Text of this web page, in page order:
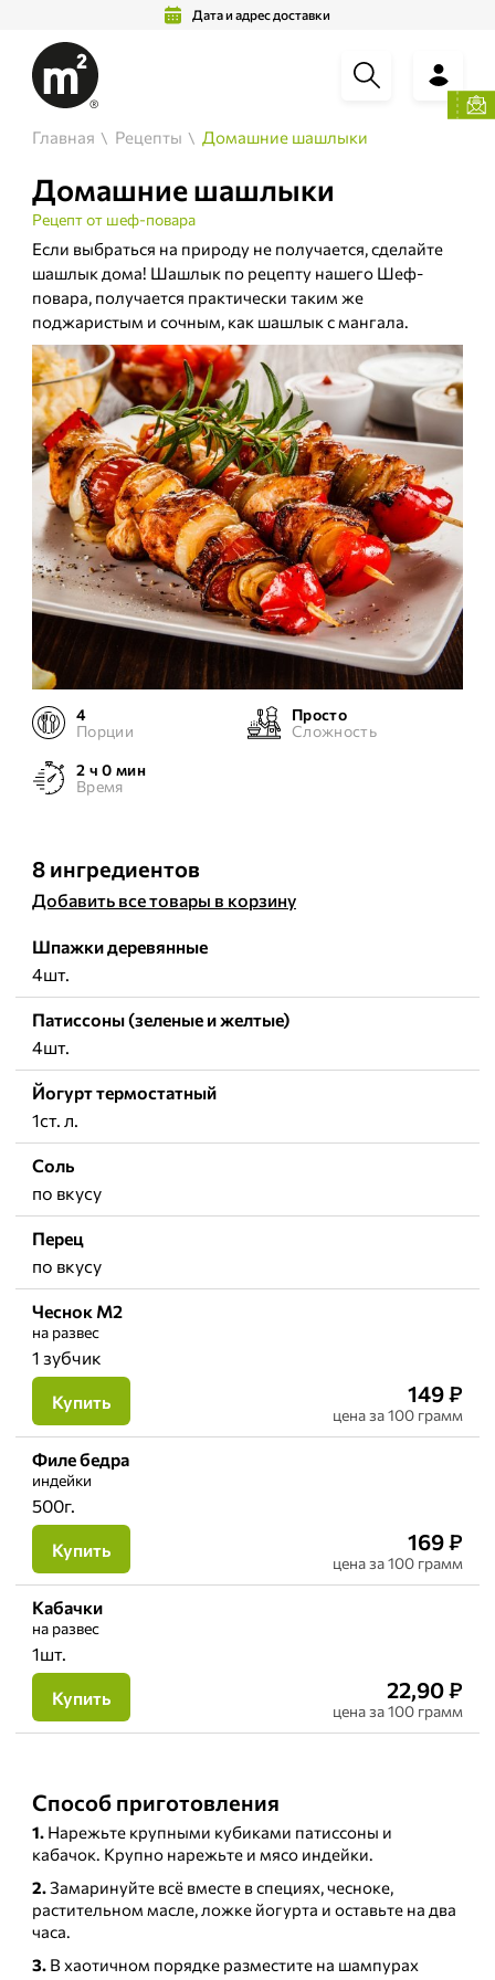
Дата и адрес доставки
Главная Рецепты Домашние шашлыки
Домашние шашлыки
Рецепт от шеф-повара
Если выбраться на природу не получается, сделайте
шашлык дома! Шашлык по рецепту нашего Шеф-
повара, получается практически таким же
поджаристым и сочным, как шашлык с мангала.
4
Порции
Просто
Сложность
2 ч 0 мин
Время
8 ингредиентов
Добавить все товары в корзину
Шпажки деревянные
4шт.
Патиссоны (зеленые и желтые)
4шт.
Йогурт термостатный
1ст. л.
Соль
по вкусу
Перец
по вкусу
Чеснок М2
на развес
1 зубчик
149₽
цена за 100 грамм
Купить
Филе бедра
индейки
500г.
169₽
цена за 100 грамм
Купить
Кабачки
на развес
1шт.
22,90₽
цена за 100 грамм
Купить
Способ приготовления
1. Нарежьте крупными кубиками патиссоны и
кабачок. Крупно нарежьте и мясо индейки.
2.Замаринуйте всё вместе в специях, чесноке,
растительном масле, ложке йогурта и оставьте на два
часа.
3. В хаотичном порядке разместите на шампурах